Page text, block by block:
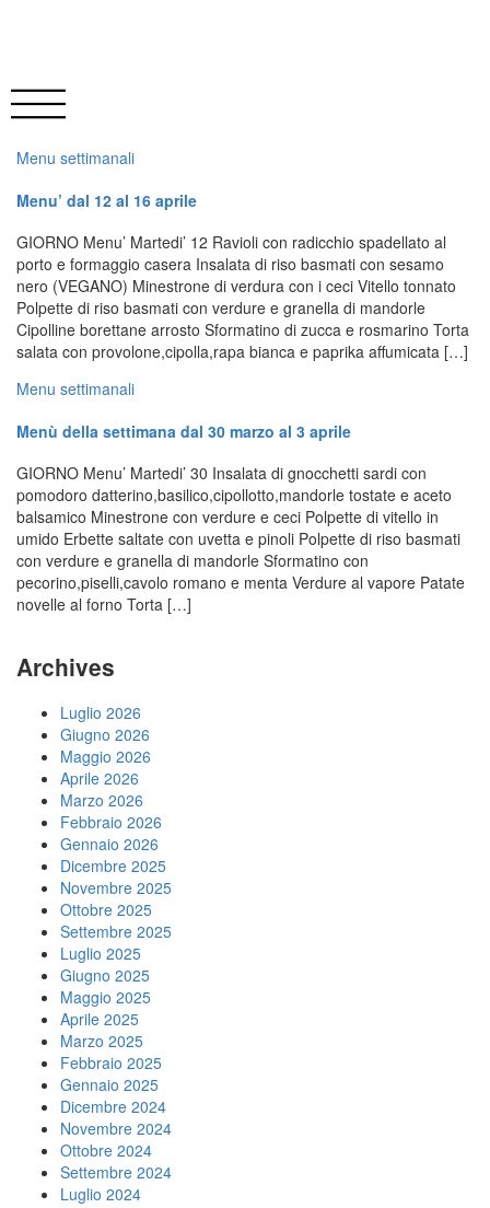
Menu settimanali
Menu’ dal 12 al 16 aprile
GIORNO Menu’ Martedi’ 12 Ravioli con radicchio spadellato al
porto e formaggio casera Insalata di riso basmati con sesamo
nero (VEGANO) Minestrone di verdura con i ceci Vitello tonnato
Polpette di riso basmati con verdure e granella di mandorle
Cipolline borettane arrosto Sformatino di zucca e rosmarino Torta
salata con provolone,cipolla,rapa bianca e paprika affumicata […]
Menu settimanali
Menù della settimana dal 30 marzo al 3 aprile
GIORNO Menu’ Martedi’ 30 Insalata di gnocchetti sardi con
pomodoro datterino,basilico,cipollotto,mandorle tostate e aceto
balsamico Minestrone con verdure e ceci Polpette di vitello in
umido Erbette saltate con uvetta e pinoli Polpette di riso basmati
con verdure e granella di mandorle Sformatino con
pecorino,piselli,cavolo romano e menta Verdure al vapore Patate
novelle al forno Torta […]
Archives
Luglio 2026
Giugno 2026
Maggio 2026
Aprile 2026
Marzo 2026
Febbraio 2026
Gennaio 2026
Dicembre 2025
Novembre 2025
Ottobre 2025
Settembre 2025
Luglio 2025
Giugno 2025
Maggio 2025
Aprile 2025
Marzo 2025
Febbraio 2025
Gennaio 2025
Dicembre 2024
Novembre 2024
Ottobre 2024
Settembre 2024
Luglio 2024